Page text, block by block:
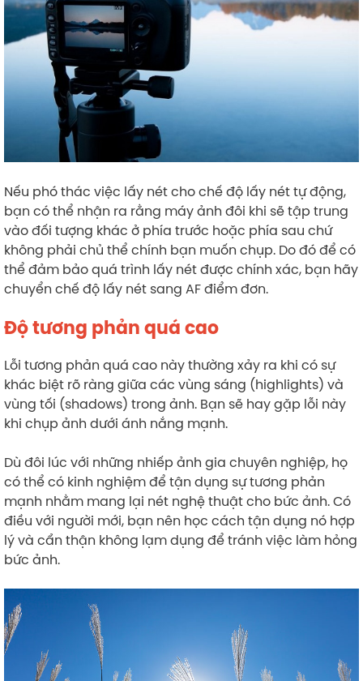
Nếu phó thác việc lấy nét cho chế độ lấy nét tự động,
bạn có thể nhận ra rằng máy ảnh đôi khi sẽ tập trung
vào đối tượng khác ở phía trước hoặc phía sau chứ
không phải chủ thể chính bạn muốn chụp. Do đó để có
thể đảm bảo quá trình lấy nét được chính xác, bạn hãy
chuyển chế độ lấy nét sang AF điểm đơn.
Độ tương phản quá cao
Lỗi tương phản quá cao này thường xảy ra khi có sự
khác biệt rõ ràng giữa các vùng sáng (highlights) và
vùng tối (shadows) trong ảnh. Bạn sẽ hay gặp lỗi này
khi chụp ảnh dưới ánh nắng mạnh.
Dù đôi lúc với những nhiếp ảnh gia chuyên nghiệp, họ
có thể có kinh nghiệm để tận dụng sự tương phản
mạnh nhằm mang lại nét nghệ thuật cho bức ảnh. Có
điều với người mới, bạn nên học cách tận dụng nó hợp
lý và cẩn thận không lạm dụng để tránh việc làm hỏng
bức ảnh.